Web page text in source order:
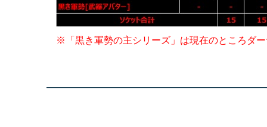
※「黒き軍勢の主シリーズ」は現在のところダ